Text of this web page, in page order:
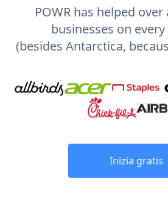
POWR has helped
businesses on
(besides Antarctica,
Inizia gratis